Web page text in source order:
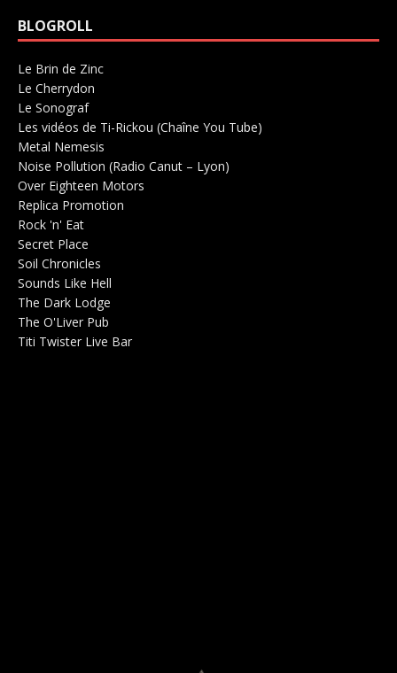
BLOGROLL
Le Brin de Zinc
Le Cherrydon
Le SonografSalle de concerts 0
Les vidéos de Ti-Rickou (Chaîne You Tube)
Metal Nemesis
Noise Pollution (Radio Canut – Lyon)
Over Eighteen Motors
Replica Promotion
Rock 'n' Eat
Secret Place
Soil Chronicles
Sounds Like Hell
The Dark Lodge
The O'Liver Pub
Titi Twister Live Bar